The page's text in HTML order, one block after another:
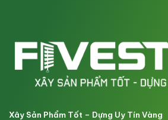
Xây Sản Phẩm Tốt – Dựng Uy Tín Vàng